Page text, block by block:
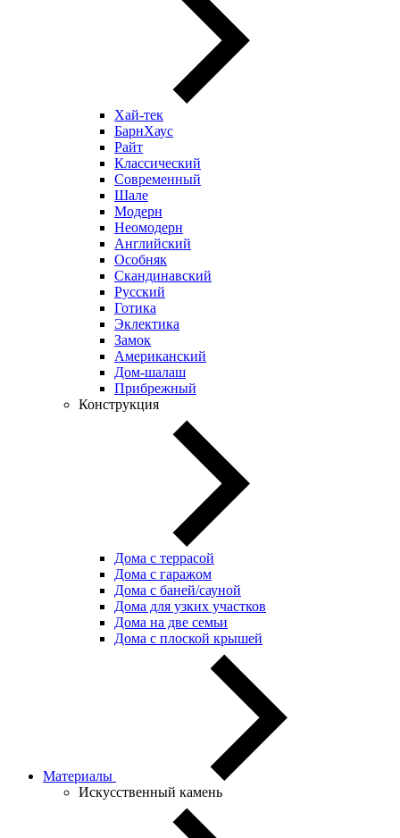
Хай-тек
БарнХаус
Райт
Классический
Современный
Шале
Модерн
Неомодерн
Английский
Особняк
Скандинавский
Русский
Готика
Эклектика
Замок
Американский
Дом-шалаш
Прибрежный
Конструкция
Дома с террасой
Дома с гаражом
Дома с баней/сауной
Дома для узких участков
Дома на две семьи
Дома с плоской крышей
Материалы
Искусственный камень